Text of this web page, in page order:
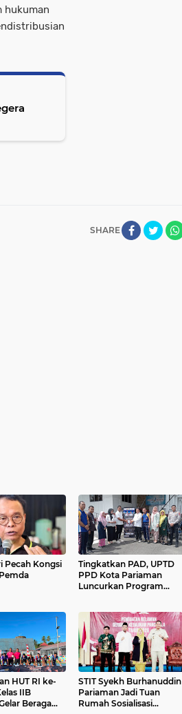
hukuman
SHARE
Pecah Kongsi
Tingkatkan PAD, UPTD
PPD Kota Pariaman
Luncurkan Program
HUT RI ke-
IIB
Beragam
STIT Syekh Burhanuddin
Pariaman Jadi Tuan
Rumah Sosialisasi